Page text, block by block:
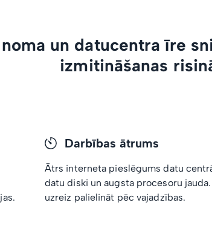
un datucentra īre
izmitināšanas
Darbības ātrums
Ātrs interneta pieslēgums datu
datu diski un augsta procesoru
uzreiz palielināt pēc vajadzības.